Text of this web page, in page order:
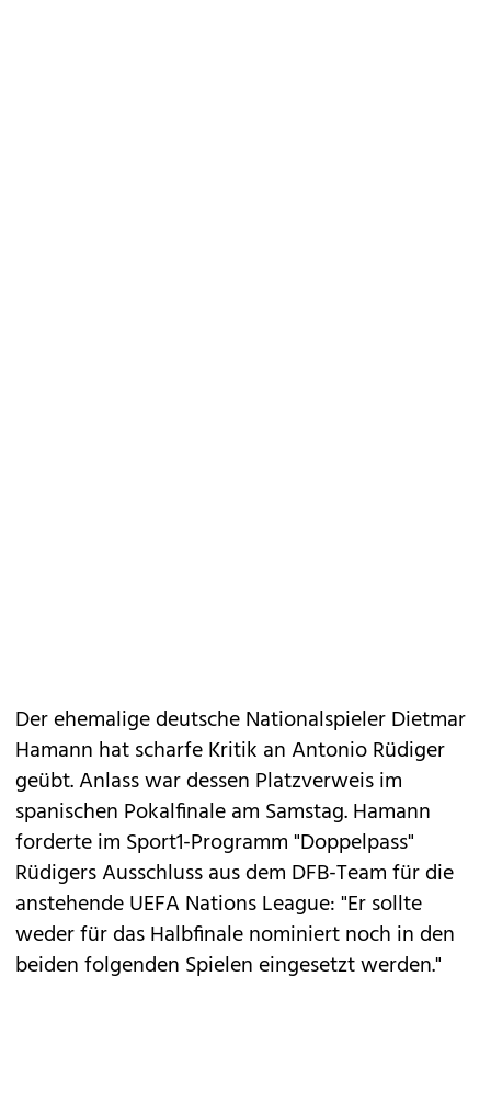
Der ehemalige deutsche Nationalspieler Dietmar
Hamann hat scharfe Kritik an Antonio Rüdiger
geübt. Anlass war dessen Platzverweis im
spanischen Pokalfinale am Samstag. Hamann
forderte im Sport1-Programm "Doppelpass"
Rüdigers Ausschluss aus dem DFB-Team für die
anstehende UEFA Nations League: "Er sollte
weder für das Halbfinale nominiert noch in den
beiden folgenden Spielen eingesetzt werden."